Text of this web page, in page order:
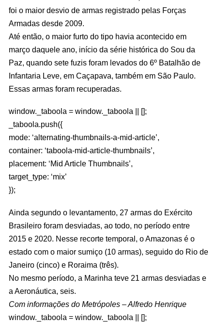
foi o maior desvio de armas registrado pelas Forças
Armadas desde 2009.
Até então, o maior furto do tipo havia acontecido em
março daquele ano, início da série histórica do Sou da
Paz, quando sete fuzis foram levados do 6º Batalhão de
Infantaria Leve, em Caçapava, também em São Paulo.
Essas armas foram recuperadas.
window._taboola = window._taboola || [];
_taboola.push({
mode: ‘alternating-thumbnails-a-mid-article’,
container: ‘taboola-mid-article-thumbnails’,
placement: ‘Mid Article Thumbnails’,
target_type: ‘mix’
});
Ainda segundo o levantamento, 27 armas do Exército
Brasileiro foram desviadas, ao todo, no período entre
2015 e 2020. Nesse recorte temporal, o Amazonas é o
estado com o maior sumiço (10 armas), seguido do Rio de
Janeiro (cinco) e Roraima (três).
No mesmo período, a Marinha teve 21 armas desviadas e
a Aeronáutica, seis.
Com informações do Metrópoles – Alfredo Henrique
window._taboola = window._taboola || [];